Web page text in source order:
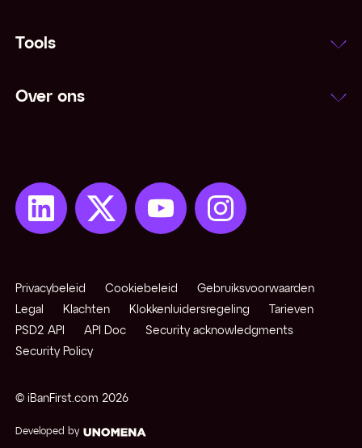
Notering
Open positie
Opkomende / exotische valuta
Tools
Over ons
© iBanFirst.com 2026
Developed by
Privacybeleid Cookiebeleid
Gebruiksvoorwaarden
Legal
Klachten Klokkenluidersregeling
Tarieven
PSD2 API
API Doc
Security acknowledgments
Security Policy